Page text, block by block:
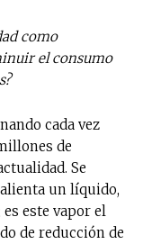
como
el consumo
cada vez
de
Se
un líquido,
este vapor el
de reducción de